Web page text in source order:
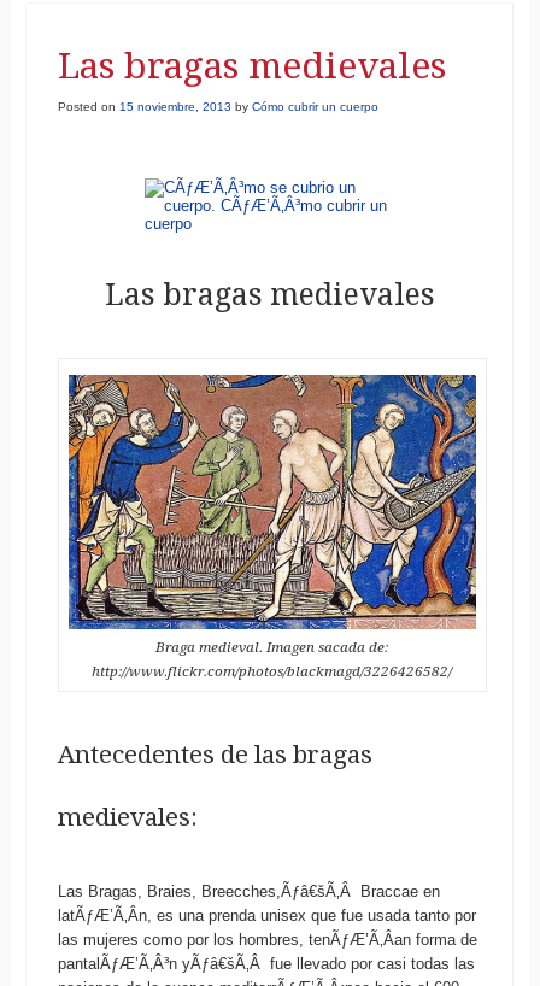
Las bragas medievales
Posted on 15 noviembre, 2013 by Cómo cubrir un cuerpo
Las bragas medievales
Braga medieval. Imagen sacada de:
http://www.flickr.com/photos/blackmagd/3226426582/
Antecedentes de las bragas
medievales:
Las Bragas, Braies, Breecches,Ãƒâ€šÃ‚Â Braccae en
latÃƒÆ’Ã‚Â­n, es una prenda unisex que fue usada tanto por
las mujeres como por los hombres, tenÃƒÆ’Ã‚Â­an forma de
pantalÃƒÆ’Ã‚Â³n yÃƒâ€šÃ‚Â fue llevado por casi todas las